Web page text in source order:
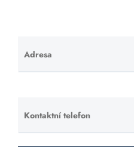
Adresa
Ponechte
toto pole
Kontaktní telefon
Ponechte
toto pole